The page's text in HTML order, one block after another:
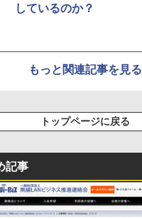
しているのか？
もっと関連記事を見る
トップページに戻る
記事